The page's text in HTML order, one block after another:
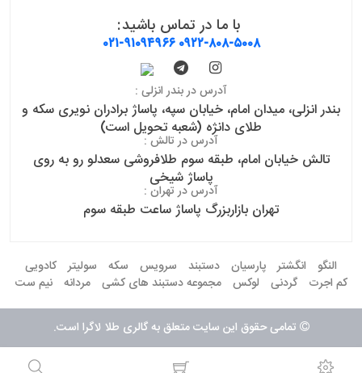
با ما در تماس باشید:
۰۹۲۲-۸۰۸-۵۰۰۸ ۰۲۱-۹۱۰۹۴۹۶۶
آدرس در بندر انزلی :
بندر انزلی، میدان امام، خیابان سپه، پاساژ برادران نویری سکه و
طلای دانژه (شعبه تحویل است)
آدرس در تالش :
تالش خیابان امام، طبقه سوم طلافروشی سعدلو رو به روی
پاساژ شیخی
آدرس در تهران :
تهران بازاربزرگ پاساژ ساعت طبقه سوم
النگو انگشتر پارسیان دستبند سرویس سکه سولیتر کادویی
کم اجرت
گردنی لوکس مجموعه دستبند های کشی مردانه نیم ست
تمامی حقوق این سایت متعلق به گالری طلا لاگرا است.